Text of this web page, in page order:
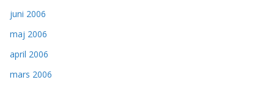
juni 2006
maj 2006
april 2006
mars 2006